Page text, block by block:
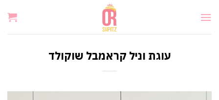
עוגת וניל קראמבל שוקולד